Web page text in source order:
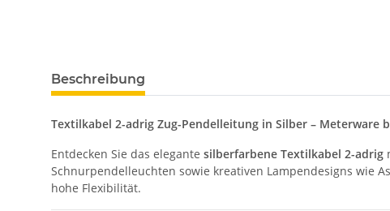
Beschreibung
Textilkabel 2-adrig Zug-Pendelleitung in Silber – Meterware
Entdecken Sie das elegante silberfarbene Textilkabel 2-adrig
Schnurpendelleuchten sowie kreativen Lampendesigns wie
hohe Flexibilität.